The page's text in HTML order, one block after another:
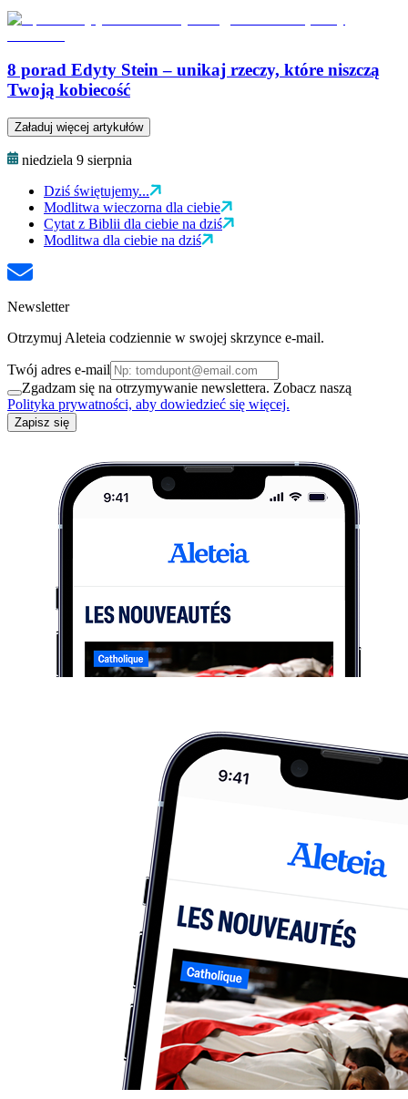
8 porad Edyty Stein – unikaj rzeczy, które niszczą
Twoją kobiecość
Załaduj więcej artykułów
niedziela 9 sierpnia
Dziś świętujemy...
Modlitwa wieczorna dla ciebie
Cytat z Biblii dla ciebie na dziś
Modlitwa dla ciebie na dziś
Newsletter
Otrzymuj Aleteia codziennie w swojej skrzynce e-mail.
Twój adres e-mail
Zgadzam się na otrzymywanie newslettera. Zobacz naszą
Polityka prywatności, aby dowiedzieć się więcej.
Zapisz się